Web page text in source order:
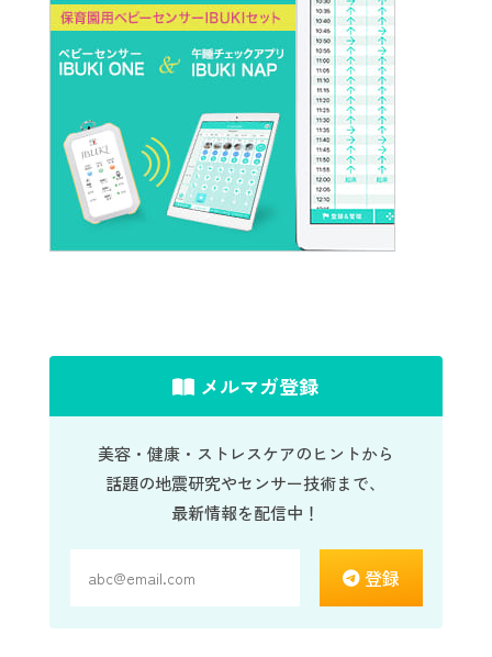
メルマガ登録
美容・健康・ストレスケアのヒントから
話題の地震研究やセンサー技術まで、
最新情報を配信中！
登録